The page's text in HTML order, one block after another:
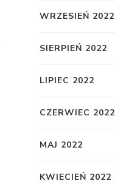
WRZESIEŃ 2022
SIERPIEŃ 2022
LIPIEC 2022
CZERWIEC 2022
MAJ 2022
KWIECIEŃ 2022